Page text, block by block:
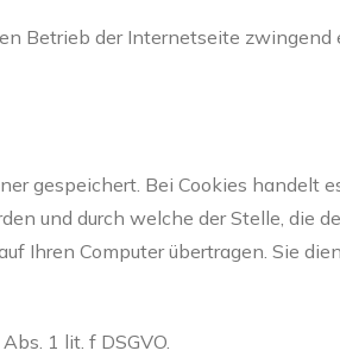
Betrieb der Internetseite zwingend
gespeichert. Bei Cookies handelt
und durch welche der Stelle, die
Ihren Computer übertragen. Sie
1 lit. f DSGVO.